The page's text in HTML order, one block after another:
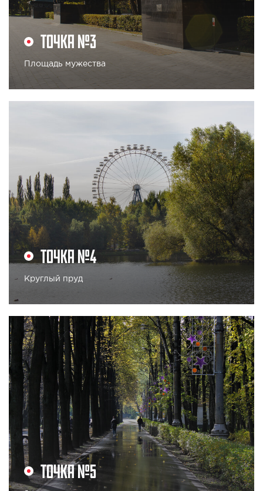
ТОЧКА №3
Площадь мужества
ТОЧКА №4
Круглый пруд
ТОЧКА №5